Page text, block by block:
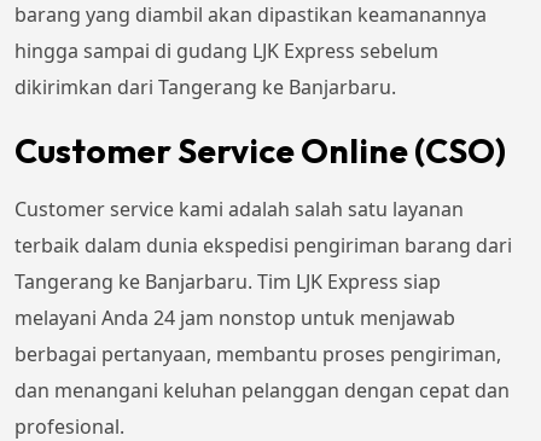
barang yang diambil akan dipastikan keamanannya
hingga sampai di gudang LJK Express sebelum
dikirimkan dari Tangerang ke Banjarbaru.
Customer Service Online (CSO)
Customer service kami adalah salah satu layanan
terbaik dalam dunia ekspedisi pengiriman barang dari
Tangerang ke Banjarbaru. Tim LJK Express siap
melayani Anda 24 jam nonstop untuk menjawab
berbagai pertanyaan, membantu proses pengiriman,
dan menangani keluhan pelanggan dengan cepat dan
profesional.